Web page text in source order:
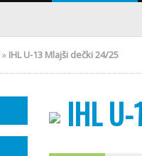
» IHL U-13 Mlajši dečki 24/25
IHL U-